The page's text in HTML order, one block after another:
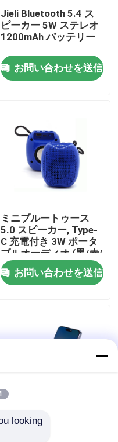
ータのキーボードおよ
Jieli Bluetooth 5.4 ス
ピーカー 5W ステレオ
1200mAh バッテリー
お問い合わせを送信
ミニブルートゥース
5.0 スピーカー, Type-
C 充電付き 3W ポータ
ブルオーディオ (黒/赤/
青)
お問い合わせを送信
Bluetooth スピーカー
looking